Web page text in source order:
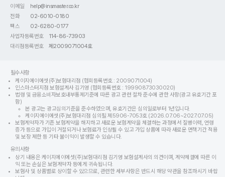
641
손가락의 열린상처 상해수술비 보험금 청구사례
2026.08.05 보험홀릭
이메일
help@insmaster.co.kr
전화
02-6010-0180
팩스
02-6280-0177
사업자등록번호
114-86-73903
대리점등록번호
제2009071004호
필수사항
케이지에이에셋(주)보험대리점 (협회등록번호 : 2009071004)
인스마스터지점 보험설계사 김기영 (협회등록번호 : 19990873030020)
법령 및 금융소비자보호내부통제기준에 따른 광고 관련 절차 준수에 관한 사항(광고 유효기간 포
함)
본 광고는 광고심의기준을 준수하였으며, 유효기간은 심의일로부터 1년입니다.
케이지에이에셋(주)보험대리점 심의필 제5906-7053호 (2026.07.06~2027.07.05)
보험계약자가 기존 보험계약을 해지하고 새로운 보험계약을 체결하는 과정에서 질병이력, 연령
증가 등으로 가입이 거절되거나 보험료가 인상될 수 있고 가입 상품에 따라 새로운 면책기간 적용
및 보장 제한 등 기타 불이익이 발생할 수 있습니다.
유의사항
상기 내용은 케이지에이에셋(주)보험대리점 김기영 보험설계사의 의견이며, 계약체결에 따른 이
익 또는 손실은 보험계약자 등에게 귀속됩니다.
보험사 및 상품별로 상이할 수 있으므로, 관련한 세부사항은 반드시 해당 약관을 참조하시기 바랍